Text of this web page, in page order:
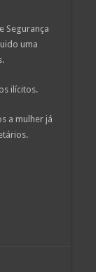
Segurança
uma
ilícitos.
a mulher já